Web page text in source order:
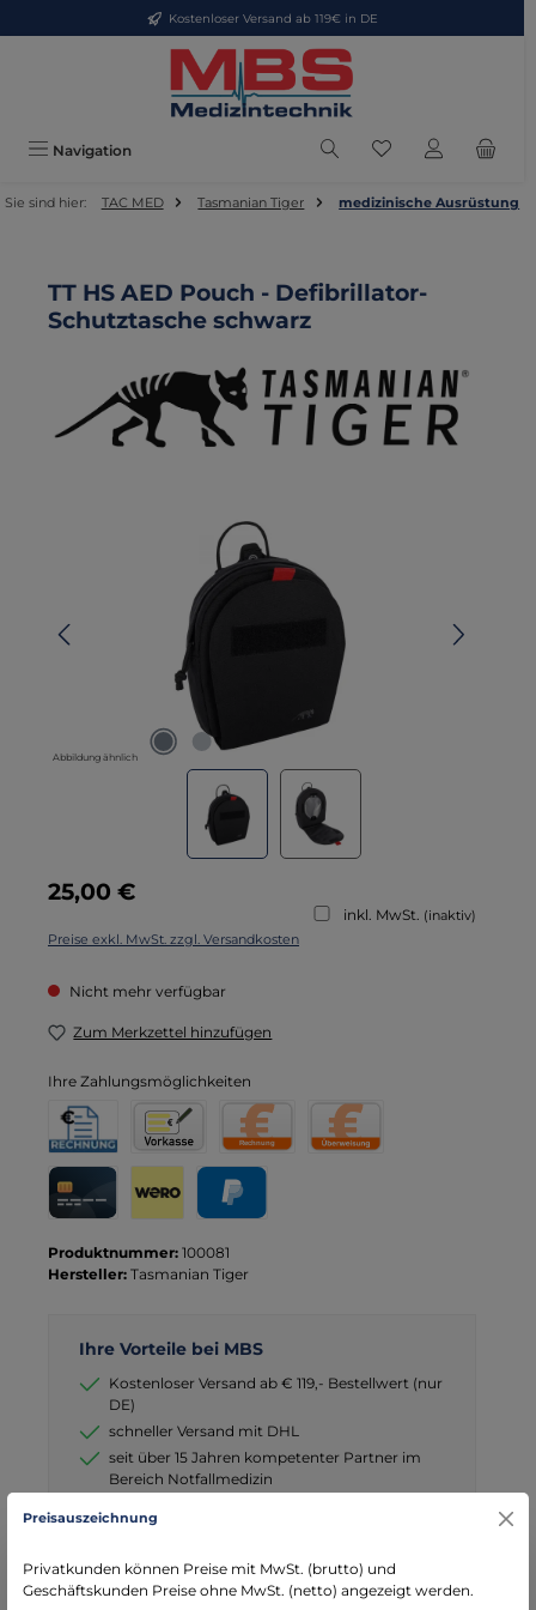
Zum Hauptinhalt springenKostenloser Versand ab 119€ in DE
Navigation Du hast 0
Sie sind hier: TAC MED Tasmanian Tiger medizinische Ausrüstung
TT HS AED Pouch - Defibrillator-
Schutztasche schwarz
Abbildung ähnlich
Regulärer Preis:
25,00 €
inkl. MwSt. (inaktiv)
Preise exkl. MwSt. zzgl. Versandkosten
Nicht mehr verfügbar
Zum Merkzettel hinzufügen
Ihre Zahlungsmöglichkeiten
Rechnung
Rechnung für Behörden
Vorkasse
Produktnummer: 100081
Hersteller: Tasmanian Tiger
Ihre Vorteile bei MBS
Kostenloser Versand ab € 119,- Bestellwert (nur
DE)
schneller Versand mit DHL
seit über 15 Jahren kompetenter Partner im
Bereich Notfallmedizin
Preisauszeichnung
Privatkunden können Preise mit MwSt. (brutto) und
Geschäftskunden Preise ohne MwSt. (netto) angezeigt werden.